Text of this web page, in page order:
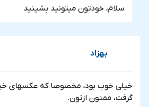
سلام، خودتون میتونید بشینید
بهزاد
خیلی خوب بود، مخصوصا که عکسهای
گرفت، ممنون ازتون.